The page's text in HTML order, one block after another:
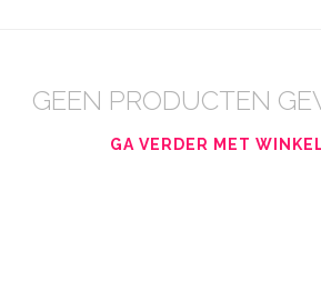
GEEN PRODUCTEN
GA VERDER MET